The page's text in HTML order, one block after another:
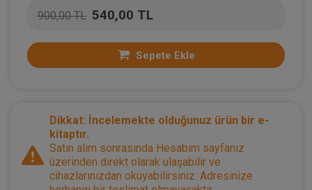
900,00 TL 540,00 TL
Sepete Ekle
Dikkat: İncelemekte olduğunuz ürün bir e-
kitaptır.
Satın alım sonrasında Hesabım sayfanız
üzerinden direkt olarak ulaşabilir ve
cihazlarınızdan okuyabilirsiniz. Adresinize